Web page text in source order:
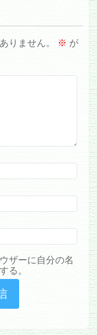
りません。 ※ が
ザーに自分の名
る。